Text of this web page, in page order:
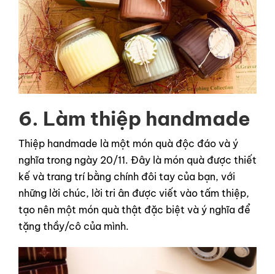
6. Làm thiệp handmade
Thiệp handmade là một món quà độc đáo và ý
nghĩa trong ngày 20/11. Đây là món quà được thiết
kế và trang trí bằng chính đôi tay của bạn, với
những lời chúc, lời tri ân được viết vào tấm thiệp,
tạo nên một món quà thật đặc biệt và ý nghĩa để
tặng thầy/cô của mình.